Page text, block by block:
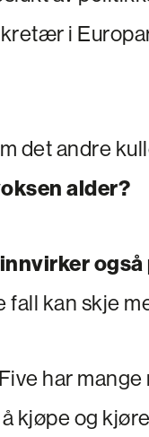
i
det andre
alder?
også
fall kan skje
har mange
kjøpe og